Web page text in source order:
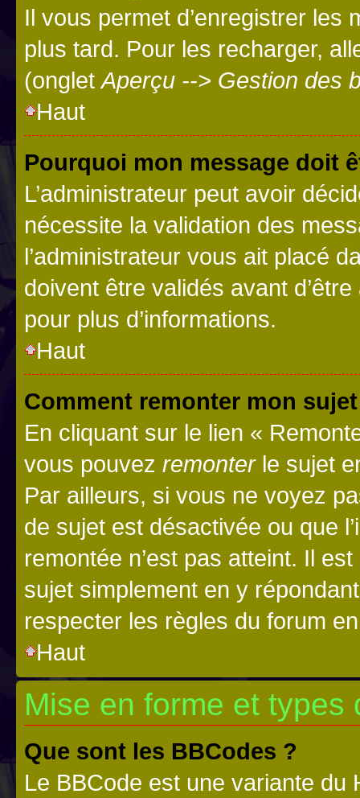
Il vous permet d’enregistrer
plus tard. Pour les recharger,
(onglet Aperçu --> Gestion des
Haut
Pourquoi mon message doit
L’administrateur peut avoir
nécessite la validation des
l’administrateur vous ait placé
doivent être validés avant
pour plus d’informations.
Haut
Comment remonter mon
En cliquant sur le lien «
vous pouvez remonterle sujet
Par ailleurs, si vous ne voyez
de sujet est désactivée ou que
remontée n’est pas atteint. Il
sujet simplement en y
respecter les règles du forum
Haut
Mise en forme et types
Que sont les BBCodes ?
Le BBCode est une variante du